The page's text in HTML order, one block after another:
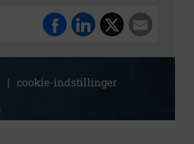
| cookie-indstillinger